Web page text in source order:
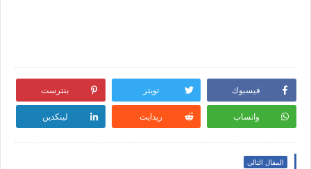
فيسبوك تويتر بنترست
واتساب ريدايت لينكدين
المقال التالي